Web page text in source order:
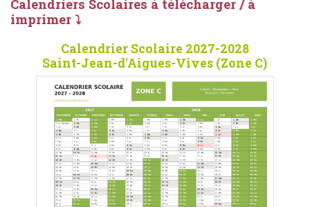
Calendriers Scolaires à télécharger / à
imprimer ⤵
Calendrier Scolaire 2027-2028
Saint-Jean-d'Aigues-Vives (Zone C)